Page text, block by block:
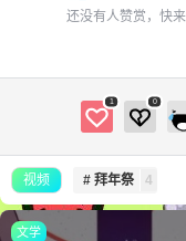
还没有人赞赏，快
1 0
视频 # 拜年祭 4
文学